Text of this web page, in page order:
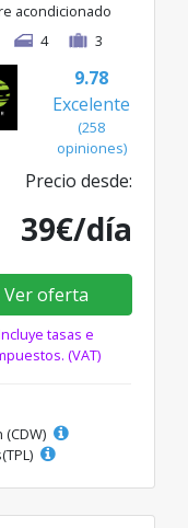
acondicionado
4 3
9.78
Excelente
(258
opiniones)
Precio desde:
39€/día
Ver oferta
tasas e
(VAT)